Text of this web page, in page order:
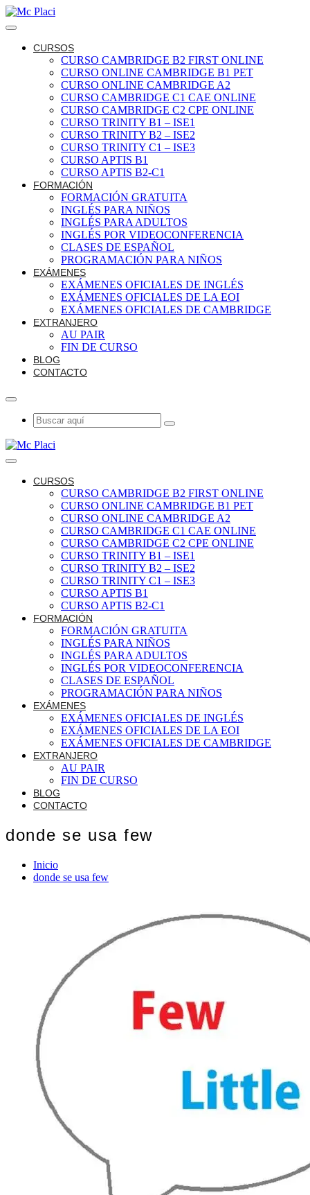
CURSOS
CURSO CAMBRIDGE B2 FIRST ONLINE
CURSO ONLINE CAMBRIDGE B1 PET
CURSO ONLINE CAMBRIDGE A2
CURSO CAMBRIDGE C1 CAE ONLINE
CURSO CAMBRIDGE C2 CPE ONLINE
CURSO TRINITY B1 – ISE1
CURSO TRINITY B2 – ISE2
CURSO TRINITY C1 – ISE3
CURSO APTIS B1
CURSO APTIS B2-C1
FORMACIÓN
FORMACIÓN GRATUITA
INGLÉS PARA NIÑOS
INGLÉS PARA ADULTOS
INGLÉS POR VIDEOCONFERENCIA
CLASES DE ESPAÑOL
PROGRAMACIÓN PARA NIÑOS
EXÁMENES
EXÁMENES OFICIALES DE INGLÉS
EXÁMENES OFICIALES DE LA EOI
EXÁMENES OFICIALES DE CAMBRIDGE
EXTRANJERO
AU PAIR
FIN DE CURSO
BLOG
CONTACTO
CURSOS
CURSO CAMBRIDGE B2 FIRST ONLINE
CURSO ONLINE CAMBRIDGE B1 PET
CURSO ONLINE CAMBRIDGE A2
CURSO CAMBRIDGE C1 CAE ONLINE
CURSO CAMBRIDGE C2 CPE ONLINE
CURSO TRINITY B1 – ISE1
CURSO TRINITY B2 – ISE2
CURSO TRINITY C1 – ISE3
CURSO APTIS B1
CURSO APTIS B2-C1
FORMACIÓN
FORMACIÓN GRATUITA
INGLÉS PARA NIÑOS
INGLÉS PARA ADULTOS
INGLÉS POR VIDEOCONFERENCIA
CLASES DE ESPAÑOL
PROGRAMACIÓN PARA NIÑOS
EXÁMENES
EXÁMENES OFICIALES DE INGLÉS
EXÁMENES OFICIALES DE LA EOI
EXÁMENES OFICIALES DE CAMBRIDGE
EXTRANJERO
AU PAIR
FIN DE CURSO
BLOG
CONTACTO
donde se usa few
Inicio
donde se usa few